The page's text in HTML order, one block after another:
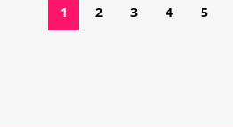
1 2 3 4 5